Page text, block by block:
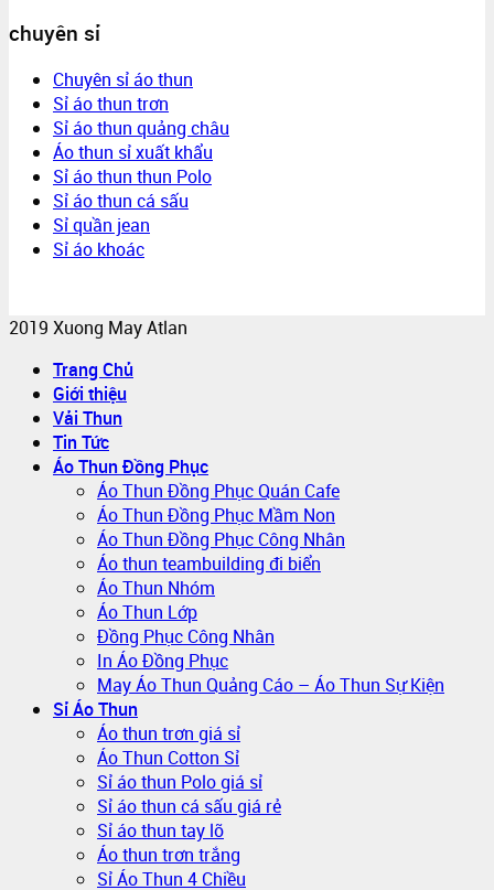
chuyên sỉ
Chuyên sỉ áo thun
Sỉ áo thun trơn
Sỉ áo thun quảng châu
Áo thun sỉ xuất khẩu
Sỉ áo thun thun Polo
Sỉ áo thun cá sấu
Sỉ quần jean
Sỉ áo khoác
2019 Xuong May Atlan
Trang Chủ
Giới thiệu
Vải Thun
Tin Tức
Áo Thun Đồng Phục
Áo Thun Đồng Phục Quán Cafe
Áo Thun Đồng Phục Mầm Non
Áo Thun Đồng Phục Công Nhân
Áo thun teambuilding đi biển
Áo Thun Nhóm
Áo Thun Lớp
Đồng Phục Công Nhân
In Áo Đồng Phục
May Áo Thun Quảng Cáo – Áo Thun Sự Kiện
Sỉ Áo Thun
Áo thun trơn giá sỉ
Áo Thun Cotton Sỉ
Sỉ áo thun Polo giá sỉ
Sỉ áo thun cá sấu giá rẻ
Sỉ áo thun tay lỡ
Áo thun trơn trắng
Sỉ Áo Thun 4 Chiều